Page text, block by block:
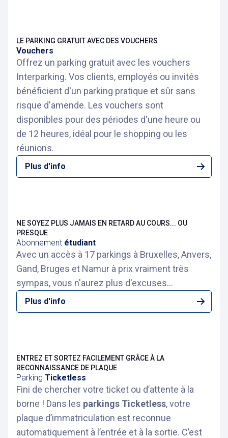
Vouchers
LE PARKING GRATUIT AVEC DES VOUCHERS
Offrez un parking gratuit avec les vouchers
Interparking. Vos clients, employés ou invités
bénéficient d'un parking pratique et sûr sans
risque d'amende. Les vouchers sont
disponibles pour des périodes d'une heure ou
de 12 heures, idéal pour le shopping ou les
réunions.
Plus d'info
Abonnement étudiant
NE SOYEZ PLUS JAMAIS EN RETARD AU COURS... OU
PRESQUE
Avec un accès à 17 parkings à Bruxelles, Anvers,
Gand, Bruges et Namur à prix vraiment très
sympas, vous n'aurez plus d'excuses...
Plus d'info
Parking Ticketless
ENTREZ ET SORTEZ FACILEMENT GRÂCE À LA
RECONNAISSANCE DE PLAQUE
Fini de chercher votre ticket ou d’attente à la
borne ! Dans les parkings Ticketless, votre
plaque d’immatriculation est reconnue
automatiquement à l’entrée et à la sortie. C’est